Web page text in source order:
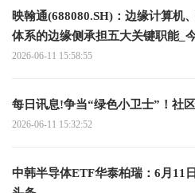
映翰通(688080.SH)：边缘计算机
体系的边缘侧承担五大关键职能_
2026-06-11 15:58:55
每日讯息!争当“绿色小卫士”！社
2026-06-11 15:32:52
中韩半导体ETF华泰柏瑞：6月11